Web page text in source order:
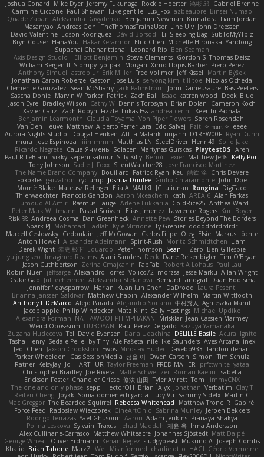
Joshua Conard
Mike Dyer Jeremy Fukunaga Rockie Hoerter 鸿彬 邱 Gabriel Brenne
Carmine Ciccone Paul Shewan luke gentile Lux_Fox azbeaupre Binsei Numao
Quade Zaban Aleksandra Davydenko Benjamin Newman Kumatora Liam Jordan
Masanyao Andreas Gohl TheThomasTrainzUser Line Ulv John Dreessen
David Valentine Edson Rodriguez Dávid Borsodi Lil Sleeping Bag SubToMyYTplz
Bryn Couser HanaYou Hakar Kerarmor Elric Chen Michelle Hironaka Yandong
Supachai Chanarittichai
Leonard Rio Ben Seaman
Axis Design Studio | Elliott Benjamin Steve Clements Gordon S Thomas Deisz
William Bergen II Slompy yotpak Morgan Ximo Llopis Barber Piero Perez
Anthony Simuel astroblur Erik Miller Fred Vollmer Jeff Kissel
Martin Býšek
Jonathan Caron-Roberge Gaston Jose Luis seryong kim till toe Nicolas Ocheda
Clemente Gonzalez Sean McSharry Jack Palmstrom John Daineusaure Bas Peeters
Sascha Donie Marvin W Parker Patrick Zach Ball Isaac katren wood
Deek_Blue
Jason Eyre Bradley Wilson Cathy W Dennis Torosyan Brian Dolan
Cameron Koch
Xavier Caliz
Zach Robyn Fizzle Lukas Ess andrea cerini
Keerthi Pachala
Benjamin Learmonth Claudia Toyama Von Piper Flowers Søren Rosendahl
Van Den Heuvel Matthew Alberto Ferrer Lara Edo Salvej Pzit ✧ 𝔪𝔞𝔯𝔦 ✧ eeee
Aurora Nights Studio
Dougal Henken Attila Malarik uujann D1REW00F Ryan Dunn
mura Jose Espinoza iiiimmmm Matthias LN SteelDriver Henri49 Solid Jake
Ricardo Negrete Саша Ячмень Solacen Martynas Gurskas PlaytestDS Aren
Paul R LeBlanc vikky sepehr sabour Silly Killy Benoît Texier Matthew Jeffs Kelly Port
Tony Johnson Sadie J. Foxx SilentWatcher28 Jose Francisco Martinez
The Name Brand Company Bouillard Patrick Ryan Keu 皓欽 涂 Chris DeVere
Foxokles garzatron cyclump Joshua Dunfee Giulio Chiaramonte John Doe
Mornè Blake Mateusz Relinger Elia ALMALIKI JC uiiunan Rongina DigiTaco
Thierwaechter Francois Gandon Aaron Mceachern kath AREA 6 Alan Farkas
Humoud Al-Amiri Rasmus Hauge Arlene Lukkarila ColdRice25 Anthea Ward
Peter Mark Wittmann Pascal Scrivani Elias Jimenez Lawrence Rogers Kurt Boyer
Risk 📀 Andreea Cosma Dan Greenheck Annette Pew Stories Beyond The Borders
Spark PJ Mohamad Hadlah Kyle Mitrione Ty Grenier dddddrdrdrdrdr
Marcell Ceslowsky Cedoulain Jeff McGowan Carlos Filipe Oleg Elsie Markus Löchte
Anton Howell Alexander Adelmann Spirit-Rush Moritz Schmidtchen Liam
Derek Wight 幸史 松下 Eduardo Peter Thomson Sean T Zero Ben Gillespie
yuijung seo
Imagined Realms Alani Sanders Deck Dane Reisenbigler Tim O'Bryan
Jason Cuthbertson Zerina Cmajcanin FabFab Robert A Lohaus Paul Lau
Robin Nuen jeffsarge Alexandro Torres Volico72 morzsa Jesse Marku Allan Wright
Drake Gao Julileeheehee Aleksandra Stefanova Bernard Landgraf Daan Bootsma
Jennifer "daysparrow" Harlan Kuan lun Chen DaDrood Laura Pesenti
Brianna Janssen Saldivar Matthew Chapin Alexander Wilhelm Martin Wittfooth
Anthony F DeMarco Alejo Parada Alejandro Soriano 中村秀人
Agnieszka Marut
Jacob apple Philip Windecker Matz Klint Sally Hastings Michael Updike
Alexandra Forman NATTAWOOT PHIMPHAKAN MrIsklar Jean-Cassien Marmey
Weird Oposssum LIUBOYAN Raul Perez Delgado Kazuya Yamanaka
Zuzana Hudecova Tell David Evensen Daria Udachina DELILLE Basile Acura .Ignite
Tasha Henry Sedale Pelle by Tiny Ale Pašeta nile Ike Saunders Aves Arcana inex
Jedi Chen
Jaxson Crookston Ewos Miroslav Hudec Davebb933
landon dehart
Parker Wheeldon
Gas SessionMedia 정율 이 Owen Carson Simon Tim Schulz
Ratner KelsyJay Jo HARTHUR Taylor Freeman FRED MAHER prfctwhite yataa
Christopher Bradley Joe Rivera Malte Schweitzer Roman Kaelin Isabella
Erickson Foster Chandler Griese 修汰 山田 Tyler Avirett Tom JimmyCNX
The one and only phase sepp HectorOH Brian Alyx Jonathan Verbatim Clay T
Reiten Cheng Joykk Sonia domenech garcia Lucy Vu Sammy Sidefx Martin C
Mac Greggor The Bearded Squirrel Rebecca Whitehead Matthew Tronc R Gabirél
Force Feed Radosław Wieczorek CineArtOhio Sabrina Munley Jeroen Bekkers
Rodrigo Terrazas Yael Ghusoun Aaron Adam Jenkins Pranaya Shakya
Polina Leskova Sylvain Traxus Jehad Maddah 재윤 옥 Irma Andersson
Alex Cullinane-Carrasco Matthew Whiteacre Johannes Sjöstedt Matt Dalpé
George Wheat Oliver Erdmann Kenan Regez sludgybeast Mukund A Joseph Combs
Khalid Brian Tabone MarzZ Well Misinformed charlie otto HAGI Cédric Vermeirre